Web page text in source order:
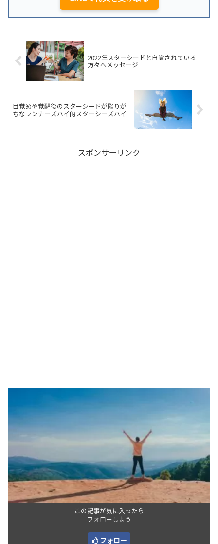
2022年スターシードと自覚されている
方々へメッセージ
目覚めや覚醒後のスターシードが陥りが
ちなランナーズハイ的スターシーズハイ
スポンサーリンク
この記事が気に入ったら
フォローしよう
フォロー